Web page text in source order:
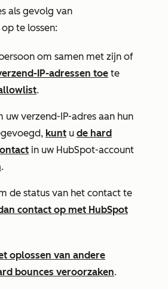
als gevolg van
te lossen:
om samen met zijn of
IP-adressen toe te
.
uw verzend-IP-adres aan hun
kunt u de hard
in uw HubSpot-account
.
de status van het contact te
contact op met HubSpot
oplossen van andere
bounces veroorzaken.